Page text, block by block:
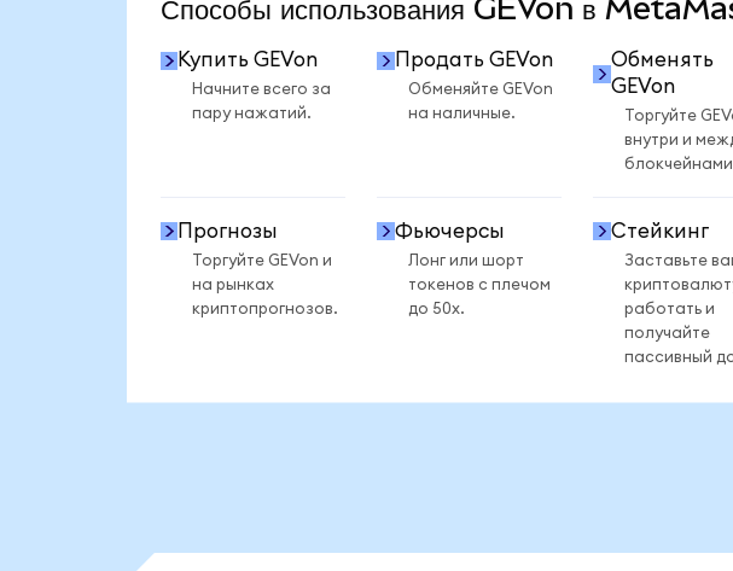
Способы использования GEVon в
Купить GEVon
Начните всего за
пару нажатий.
Продать GEVon
Обменяйте GEVon
на наличные.
Обменять
GEVon
Торгуйте
внутри и
Прогнозы
Торгуйте GEVon и
на рынках
криптопрогнозов.
Фьючерсы
Лонг или шорт
токенов с плечом
до 50x.
Стейкинг
Заставьте
работать и
получайте
пассивный